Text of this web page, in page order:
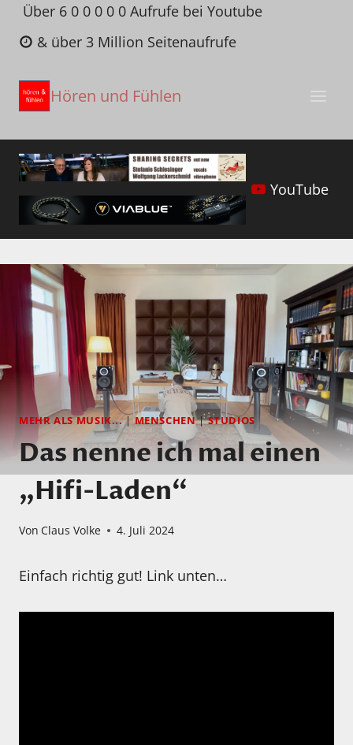
Zum
Inhalt
springen
Über 6 0 0 0 0 0 Aufrufe bei Youtube
& über 3 Million Seitenaufrufe
Hören und Fühlen
YouTube
MEHR ALS MUSIK...|MENSCHEN|STUDIOS
Das nenne ich mal einen
„Hifi-Laden“
Von Claus Volke 4. Juli 2024
Einfach richtig gut! Link unten…